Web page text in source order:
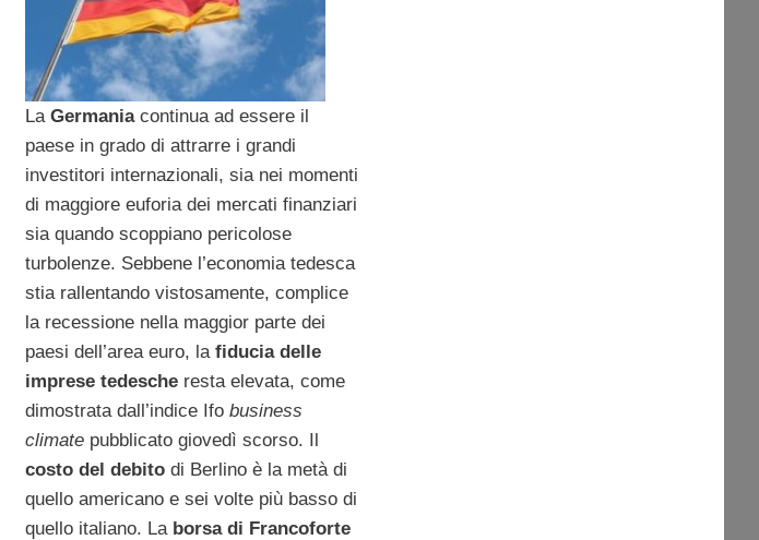
LaGermania continua ad essere il
paese in grado di attrarre i grandi
investitori internazionali, sia nei momenti
di maggiore euforia dei mercati finanziari
sia quando scoppiano pericolose
turbolenze. Sebbene l’economia tedesca
stia rallentando vistosamente, complice
la recessione nella maggior parte dei
paesi dell’area euro, la fiducia delle
imprese tedesche resta elevata, come
dimostrata dall’indice Ifo business
climatepubblicato giovedì scorso. Il
costo del debito di Berlino è la metà di
quello americano e sei volte più basso di
quello italiano. La borsa di Francoforte